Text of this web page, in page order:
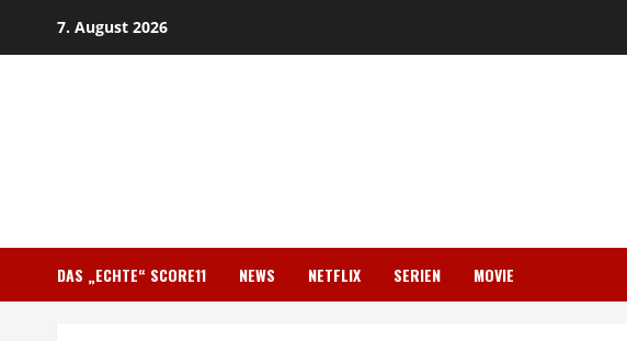
7. August 2026
DAS „ECHTE“ SCORE11 NEWS NETFLIX SERIEN MOVIE